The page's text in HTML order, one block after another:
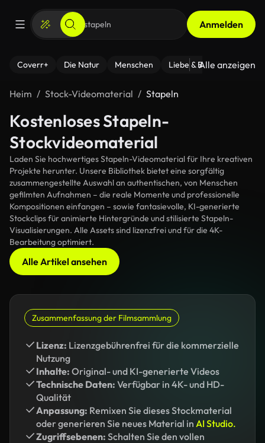
Anmelden
Coverr+ Die Natur Menschen Liebe & Beziehungen
Alle anzeigen
Heim Stock-Videomaterial Stapeln
Kostenloses Stapeln-
Stockvideomaterial
Laden Sie hochwertiges Stapeln-Videomaterial für Ihre kreativen
Projekte herunter. Unsere Bibliothek bietet eine sorgfältig
zusammengestellte Auswahl an authentischen, von Menschen
gefilmten Aufnahmen – die reale Momente und professionelle
Kompositionen einfangen – sowie fantasievolle, KI-generierte
Stockclips für animierte Hintergründe und stilisierte Stapeln-
Visualisierungen. Alle Assets sind lizenzfrei und für die 4K-
Bearbeitung optimiert.
Alle Artikel ansehen
Zusammenfassung der Filmsammlung
Lizenz: Lizenzgebührenfrei für die kommerzielle
Nutzung
Inhalte: Original- und KI-generierte Videos
Technische Daten: Verfügbar in 4K- und HD-
Qualität
Anpassung: Remixen Sie dieses Stockmaterial
oder generieren Sie neues Material in AI Studio.
Zugriffsebenen: Schalten Sie den vollen